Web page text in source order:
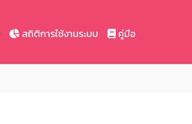
สถิติการใช้งานระบบ คู่มือ